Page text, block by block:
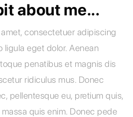
about me...
consectetuer adipiscing
ligula eget dolor. Aenean
penatibus et magnis dis
ridiculus mus. Donec
pellentesque eu, pretium quis,
quis enim. Donec pede